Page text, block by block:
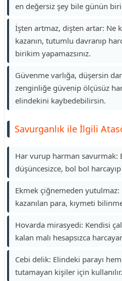
en değersiz şey bile günün
İşten artmaz, dişten artar: Ne
kazanın, tutumlu davranıp
birikim yapamazsınız.
Güvenme varlığa, düşersin
zenginliğe güvenip ölçüsüz
elindekini kaybedebilirsin.
Savurganlık ile İlgili
Har vurup harman savurmak:
düşüncesizce, bol bol
Ekmek çiğnemeden yutulmaz:
kazanılan para, kıymeti
Hovarda mirasyedi: Kendisi
kalan malı hesapsızca
Cebi delik: Elindeki parayı
tutamayan kişiler için kullanılır.